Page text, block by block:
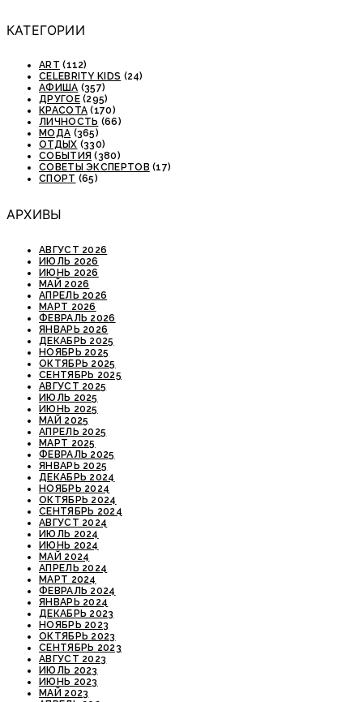
КАТЕГОРИИ
ART (112)
CELEBRITY KIDS (24)
АФИША (357)
ДРУГОЕ(295)
КРАСОТА (170)
ЛИЧНОСТЬ (66)
МОДА (365)
ОТДЫХ (330)
СОБЫТИЯ (380)
СОВЕТЫ ЭКСПЕРТОВ (17)
СПОРТ (65)
АРХИВЫ
АВГУСТ 2026
ИЮЛЬ 2026
ИЮНЬ 2026
МАЙ 2026
АПРЕЛЬ 2026
МАРТ 2026
ФЕВРАЛЬ 2026
ЯНВАРЬ 2026
ДЕКАБРЬ 2025
НОЯБРЬ 2025
ОКТЯБРЬ 2025
СЕНТЯБРЬ 2025
АВГУСТ 2025
ИЮЛЬ 2025
ИЮНЬ 2025
МАЙ 2025
АПРЕЛЬ 2025
МАРТ 2025
ФЕВРАЛЬ 2025
ЯНВАРЬ 2025
ДЕКАБРЬ 2024
НОЯБРЬ 2024
ОКТЯБРЬ 2024
СЕНТЯБРЬ 2024
АВГУСТ 2024
ИЮЛЬ 2024
ИЮНЬ 2024
МАЙ 2024
АПРЕЛЬ 2024
МАРТ 2024
ФЕВРАЛЬ 2024
ЯНВАРЬ 2024
ДЕКАБРЬ 2023
НОЯБРЬ 2023
ОКТЯБРЬ 2023
СЕНТЯБРЬ 2023
АВГУСТ 2023
ИЮЛЬ 2023
ИЮНЬ 2023
МАЙ 2023